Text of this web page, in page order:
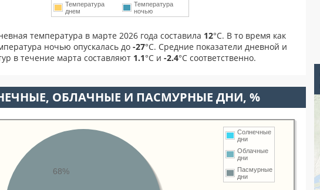
Температура
днем
Температура
ночью
температура в марте 2026 года составила 12°С. В то время как
ночью опускалась до -27°C. Средние показатели дневной и
в течение марта составляют 1.1°С и -2.4°С соответственно.
ОБЛАЧНЫЕ И ПАСМУРНЫЕ ДНИ, %
Солнечные
дни
Облачные
дни
Пасмурные
дни
68%